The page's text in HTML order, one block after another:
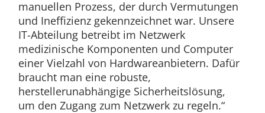
manuellen Prozess, der durch Vermutungen
und Ineffizienz gekennzeichnet war. Unsere
IT-Abteilung betreibt im Netzwerk
medizinische Komponenten und Computer
einer Vielzahl von Hardwareanbietern. Dafür
braucht man eine robuste,
herstellerunabhängige Sicherheitslösung,
um den Zugang zum Netzwerk zu regeln.“